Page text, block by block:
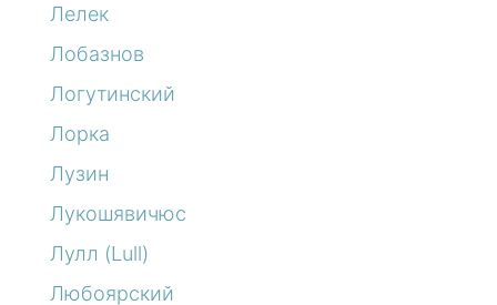
Лелек
Лобазнов
Логутинский
Лорка
Лузин
Лукошявичюс
Лулл (Lull)
Любоярский